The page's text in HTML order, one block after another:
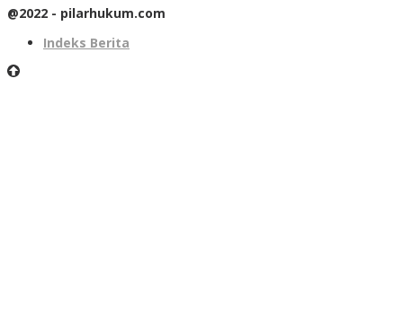
@2022 - pilarhukum.com
Indeks Berita